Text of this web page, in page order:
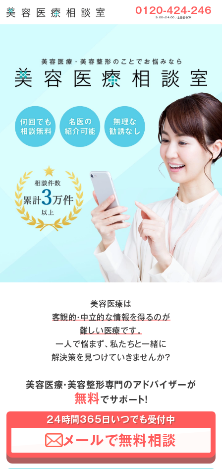
0120-424-246
9:00〜24:00／土日祝もOK
美容医療は
客観的・中立的な情報を得るのが
難しい医療です。
一人で悩まず、私たちと一緒に
解決策を見つけていきませんか？
美容医療・美容整形専門のアドバイザーが
無料でサポート！
24時間365日いつでも受付中
メールで無料相談